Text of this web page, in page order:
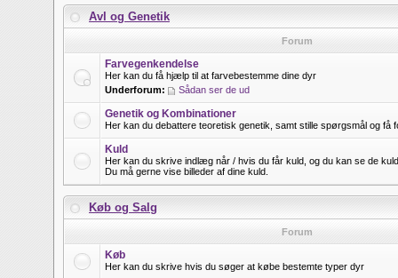
Avl og Genetik
Forum
Farvegenkendelse
Her kan du få hjælp til at farvebestemme dine dyr
Underforum:
Sådan ser de ud
Genetik og Kombinationer
Her kan du debattere teoretisk genetik, samt stille spørgsmål og få
Kuld
Her kan du skrive indlæg når / hvis du får kuld, og du kan se de
Du må gerne vise billeder af dine kuld.
Køb og Salg
Forum
Køb
Her kan du skrive hvis du søger at købe bestemte typer dyr